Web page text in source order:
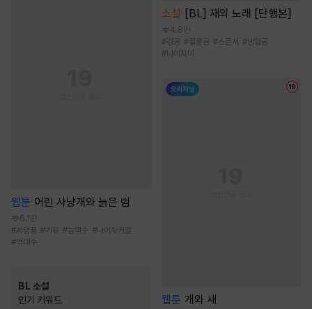
웹툰 어린 사냥개와 늙은 범
6.1만
#서양풍 #거유 #능력수 #나이차커플
#떡대수
BL 소설
인기 키워드
소설 [BL] 재의 노래 [단행본]
4.8만
#강공 #절륜공 #스폰서 #냉혈공
#나이차이
웹툰 개와 새